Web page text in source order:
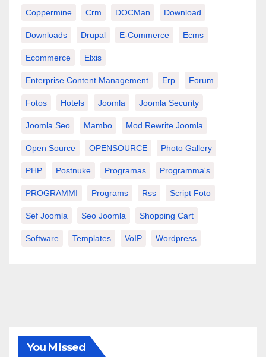
Coppermine Crm DOCMan Download
Downloads Drupal E-Commerce Ecms
Ecommerce Elxis
Enterprise Content Management Erp Forum
Fotos Hotels Joomla Joomla Security
Joomla Seo Mambo Mod Rewrite Joomla
Open Source OPENSOURCE Photo Gallery
PHP Postnuke Programas Programma's
PROGRAMMI Programs Rss Script Foto
Sef Joomla Seo Joomla Shopping Cart
Software Templates VoIP Wordpress
You Missed